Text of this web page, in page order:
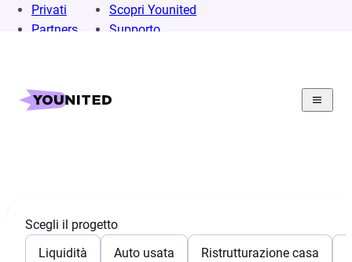
Privati
Partners
Scopri Younited
Supporto
Scegli il progetto
Liquidità
Auto usata Ristrutturazione casa